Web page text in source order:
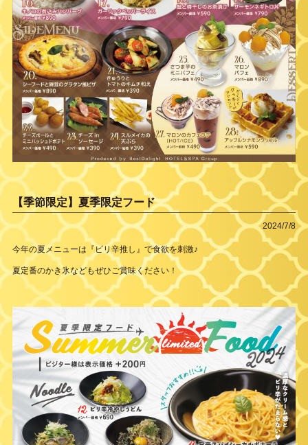
【季節限定】夏季限定フード
2024/7/8
今年の夏メニューは『ピリ辛推し』で食欲を刺激♪
夏定番のかき氷などもぜひご賞味ください！